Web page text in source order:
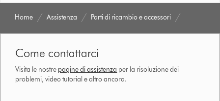
Home Assistenza Parti di ricambio e accessori
Come contattarci
Visita le nostre pagine di assistenza per la risoluzione dei
problemi, video tutorial e altro ancora.